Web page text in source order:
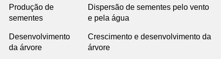
Produção de
sementes
Dispersão de sementes pelo vento
e pela água
Desenvolvimento
da árvore
Crescimento e desenvolvimento da
árvore